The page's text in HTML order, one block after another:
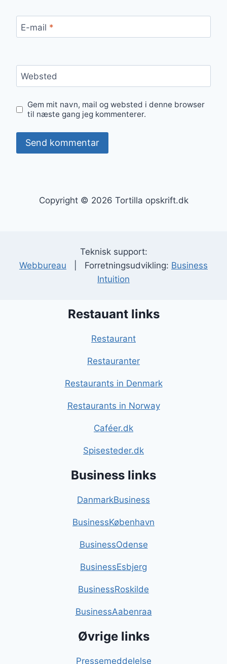
E-mail *
Websted
Gem mit navn, mail og websted i denne browser
til næste gang jeg kommenterer.
Copyright © 2026 Tortilla opskrift.dk
Teknisk support:
Webbureau | Forretningsudvikling: Business
Intuition
Restauant links
Restaurant
Restauranter
Restaurants in Denmark
Restaurants in Norway
Caféer.dk
Spisesteder.dk
Business links
DanmarkBusiness
BusinessKøbenhavn
BusinessOdense
BusinessEsbjerg
BusinessRoskilde
BusinessAabenraa
Øvrige links
Pressemeddelelse